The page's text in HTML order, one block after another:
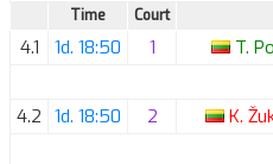
Time Court
4.1 1d. 18:50 1 T.
4.2 1d. 18:50 2 K.